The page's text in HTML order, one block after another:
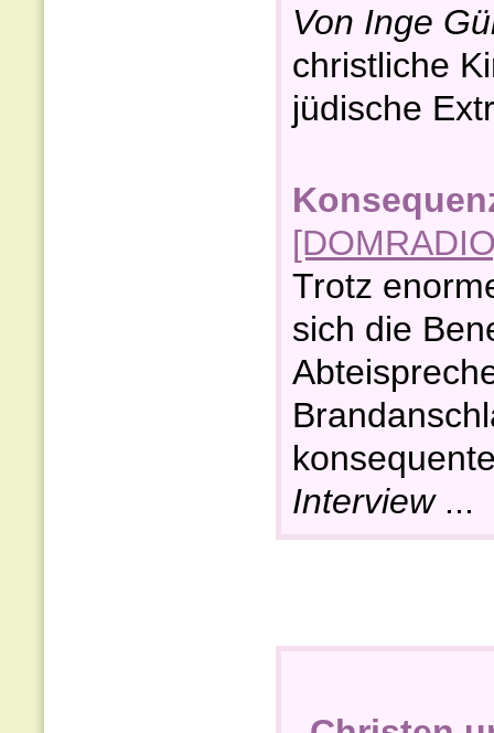
Von Inge
christliche
jüdische
Trotz
sich die
Interview ...